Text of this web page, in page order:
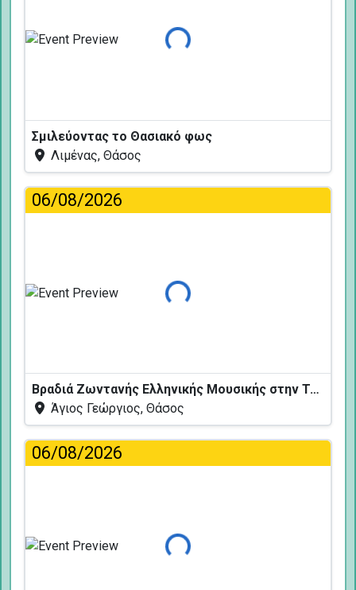
Φόρτωση...
Σμιλεύοντας το Θασιακό φως
Λιμένας, Θάσος
06/08/2026
Φόρτωση...
Βραδιά Ζωντανής Ελληνικής Μουσικής στην Ταβέρνα Κελάρι
Άγιος Γεώργιος, Θάσος
06/08/2026
Φόρτωση...